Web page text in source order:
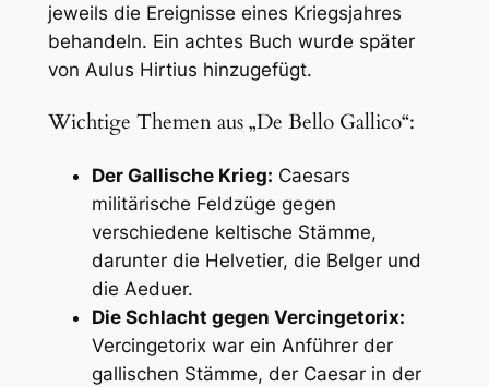
jeweils die Ereignisse eines Kriegsjahres
behandeln. Ein achtes Buch wurde später
von Aulus Hirtius hinzugefügt.
Wichtige Themen aus „De Bello Gallico“:
Der Gallische Krieg: Caesars
militärische Feldzüge gegen
verschiedene keltische Stämme,
darunter die Helvetier, die Belger und
die Aeduer.
Die Schlacht gegen Vercingetorix:
Vercingetorix war ein Anführer der
gallischen Stämme, der Caesar in der